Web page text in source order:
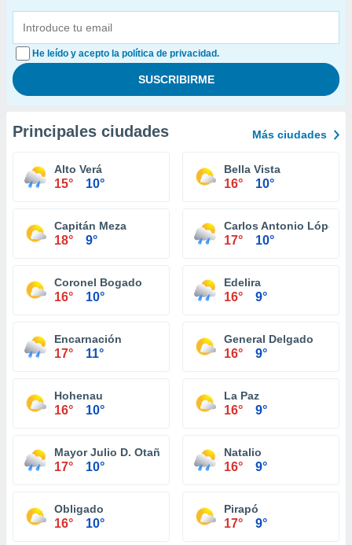
He leído y acepto la política de privacidad.
Principales ciudades Más ciudades
Alto Verá
15° 10°
Bella Vista
16° 10°
Capitán Meza
18° 9°
Carlos Antonio López
17° 10°
Coronel Bogado
16° 10°
Edelira
16° 9°
Encarnación
17° 11°
General Delgado
16° 9°
Hohenau
16° 10°
La Paz
16° 9°
Mayor Julio D. Otaño
17° 10°
Natalio
16° 9°
Obligado
16° 10°
Pirapó
17° 9°